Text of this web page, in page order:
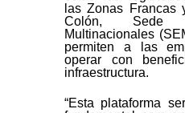
las Zonas
Colón, Sede
Multinacionales
permiten a las
operar con
infraestructura.
“Esta plataforma